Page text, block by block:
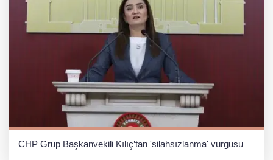
CHP Grup Başkanvekili Kılıç’tan 'silahsızlanma' vurgusu